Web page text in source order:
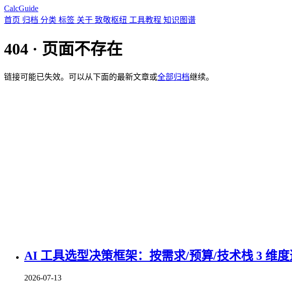
CalcGuide
首页 归档 分类 标签 关于 致敬枢纽 工具教程 知识图谱
404 · 页面不存在
链接可能已失效。可以从下面的最新文章或全部归档继续。
AI 工具选型决策框架：按需求/预算/技术栈 3 维
2026-07-13